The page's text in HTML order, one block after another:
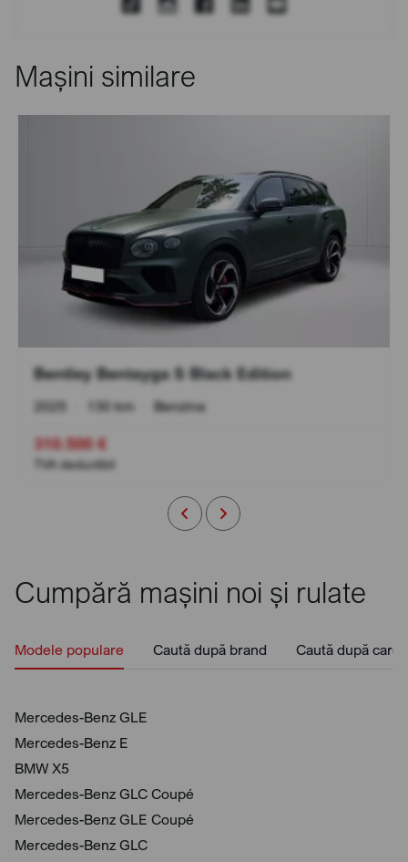
Mașini similare
Bentley Bentayga S Black Edition
2025 130 km Benzina
310.500 €
TVA deductibil
Cumpără mașini noi și rulate
Modele populare Caută după brand Caută după
Mercedes-Benz GLE
Mercedes-Benz E
BMW X5
Mercedes-Benz GLC Coupé
Mercedes-Benz GLE Coupé
Mercedes-Benz GLC